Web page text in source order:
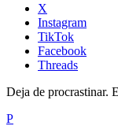
X
Instagram
TikTok
Facebook
Threads
Deja de procrastinar.
P